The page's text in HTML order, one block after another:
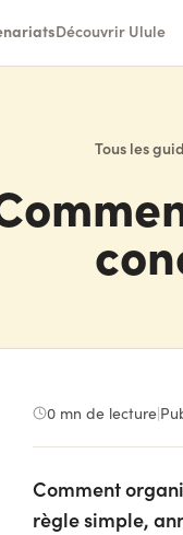
Découvrir Ulule
Tous les
0 mn de lecture|
Comment
règle simple,